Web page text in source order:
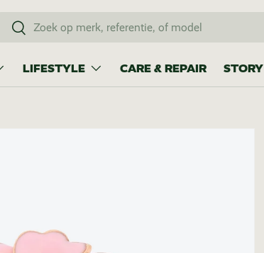
ZoekenZoeken
LIFESTYLE CARE & REPAIR STORY